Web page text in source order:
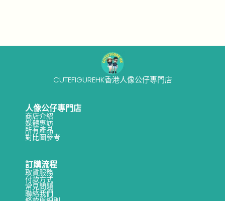
CUTEFIGUREHK香港人像公仔專門店
人像公仔專門店
商店介紹
媒體專訪
所有產品
對比圖參考
訂購流程
取貨服務
付款方式
常見問題
聯絡我們